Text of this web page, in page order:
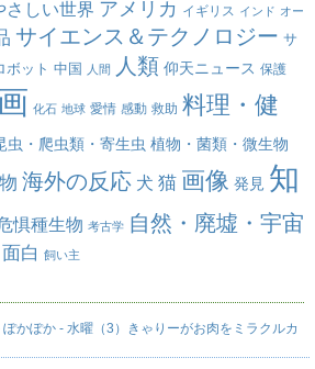
さしい世界 アメリカ イギリス インド オー
サイエンス＆テクノロジー サ
ボット 中国 人間 人類 仰天ニュース 保護
化石 地球 愛情 感動 救助 料理・健
虫・爬虫類・寄生虫 植物・菌類・微生物
海外の反応 犬 猫 画像 発見 知
惧種生物 考古学 自然・廃墟・宇宙
面白 飼い主
ぽかぽか - 水曜（3）きゃりーがお肉をミラクルカ